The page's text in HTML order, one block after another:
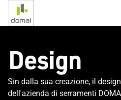
Design
Sin dalla sua creazione, il
dell'azienda di serramenti